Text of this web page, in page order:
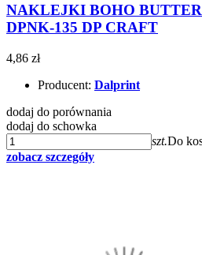
NAKLEJKI BOHO
DPNK-135 DP CRAFT
4,86 zł
Producent: Dalprint
dodaj do porównania
dodaj do schowka
szt.Do
zobacz szczegóły